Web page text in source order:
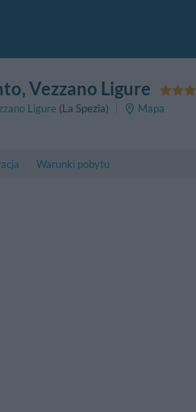
, Vezzano Ligure
Ligure (La Spezia) Mapa
Warunki pobytu